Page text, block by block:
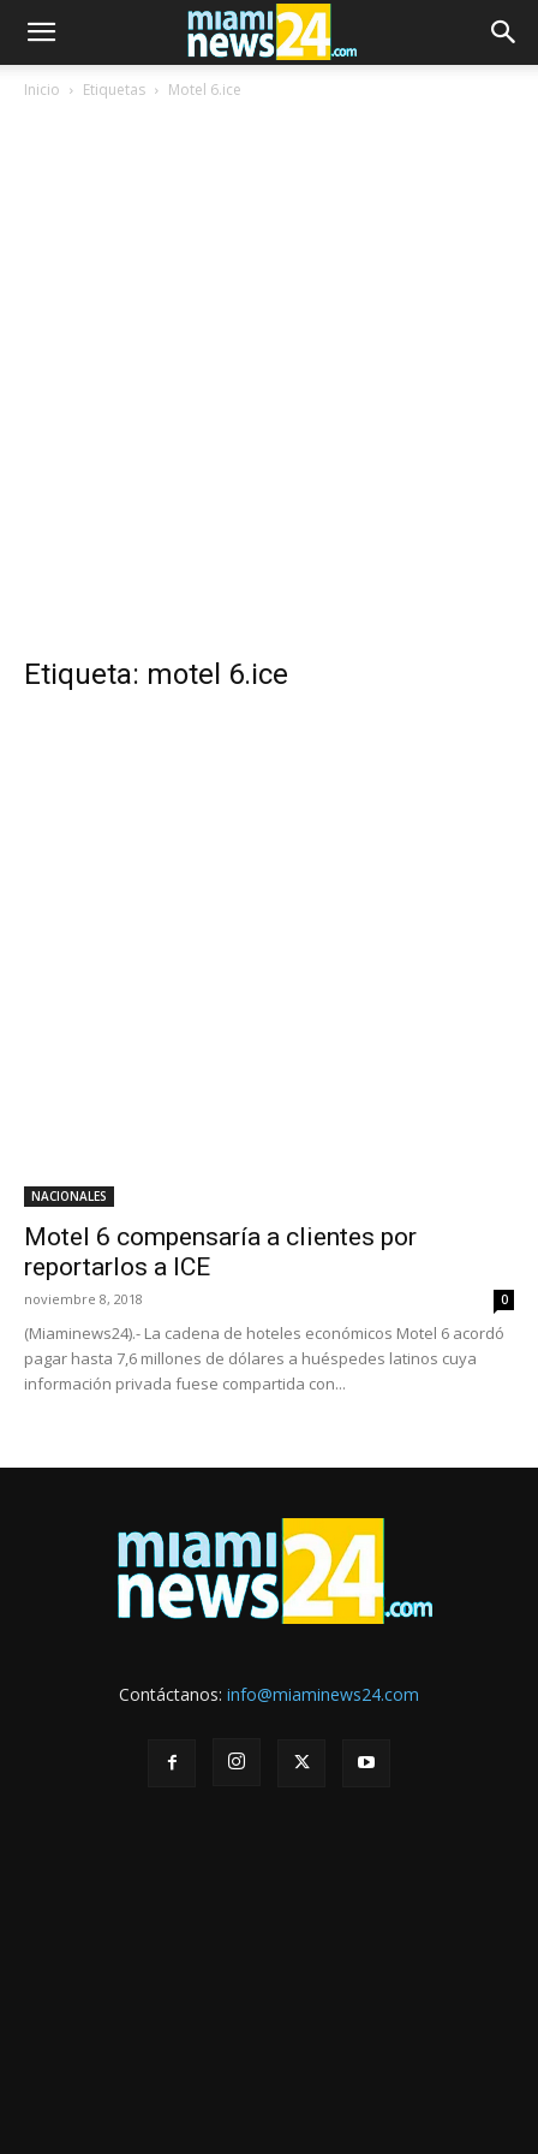
Inicio Etiquetas Motel 6.ice
Etiqueta: motel 6.ice
NACIONALES
Motel 6 compensaría a clientes por
reportarlos a ICE
noviembre 8, 2018 0
(Miaminews24).- La cadena de hoteles económicos Motel 6 acordó
pagar hasta 7,6 millones de dólares a huéspedes latinos cuya
información privada fuese compartida con...
Contáctanos: info@miaminews24.com